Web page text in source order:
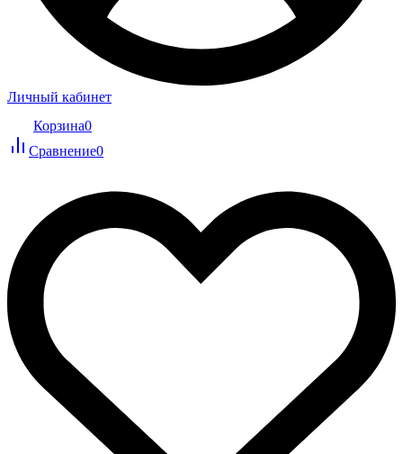
Личный кабинет
Корзина0
Сравнение0